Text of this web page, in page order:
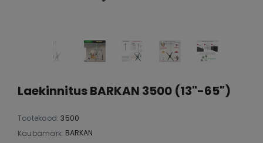
Laekinnitus BARKAN 3500 (13"-65")
Tootekood: 3500
Kaubamärk: BARKAN